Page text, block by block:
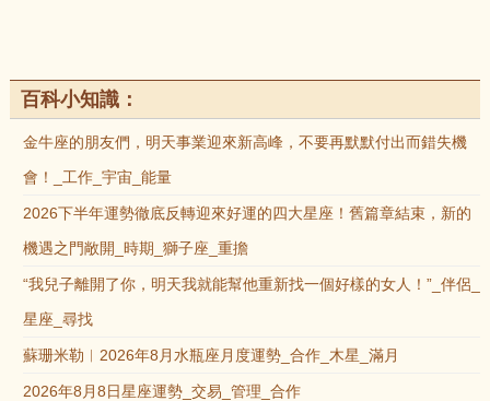
百科小知識：
金牛座的朋友們，明天事業迎來新高峰，不要再默默付出而錯失機
會！_工作_宇宙_能量
2026下半年運勢徹底反轉迎來好運的四大星座！舊篇章結束，新的
機遇之門敞開_時期_獅子座_重擔
“我兒子離開了你，明天我就能幫他重新找一個好樣的女人！”_伴侶_
星座_尋找
蘇珊米勒︱2026年8月水瓶座月度運勢_合作_木星_滿月
2026年8月8日星座運勢_交易_管理_合作